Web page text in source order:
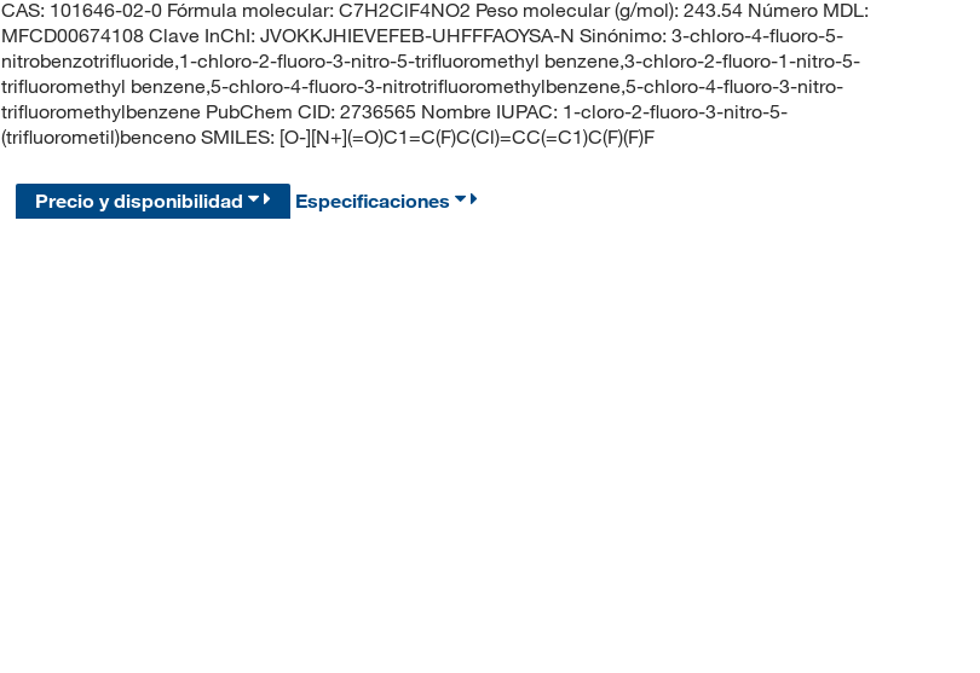
CAS: 101646-02-0 Fórmula molecular: C7H2ClF4NO2 Peso molecular (g/mol): 243.54 Número MDL:
MFCD00674108 Clave InChI: JVOKKJHIEVEFEB-UHFFFAOYSA-N Sinónimo: 3-chloro-4-fluoro-5-
nitrobenzotrifluoride,1-chloro-2-fluoro-3-nitro-5-trifluoromethyl benzene,3-chloro-2-fluoro-1-nitro-5-
trifluoromethyl benzene,5-chloro-4-fluoro-3-nitrotrifluoromethylbenzene,5-chloro-4-fluoro-3-nitro-
trifluoromethylbenzene PubChem CID: 2736565 Nombre IUPAC: 1-cloro-2-fluoro-3-nitro-5-
(trifluorometil)benceno SMILES: [O-][N+](=O)C1=C(F)C(Cl)=CC(=C1)C(F)(F)F
Precio y disponibilidad Especificaciones